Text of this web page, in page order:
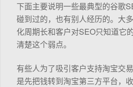
下面主要说明一些最典型的谷歌
碰到过的，也有别人经历的。大
化周期长和客户对SEO只知道它
清楚这个弱点。
有些人为了吸引客户支持淘宝交
是先把钱转到淘宝第三方平台，